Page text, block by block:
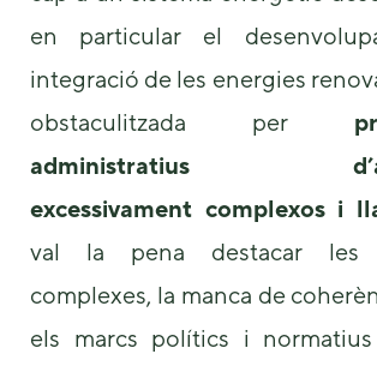
en particular el
integració de les energies
obstaculitzada per
administratius
excessivament complexos i
val la pena destacar les
complexes, la manca de
els marcs polítics i